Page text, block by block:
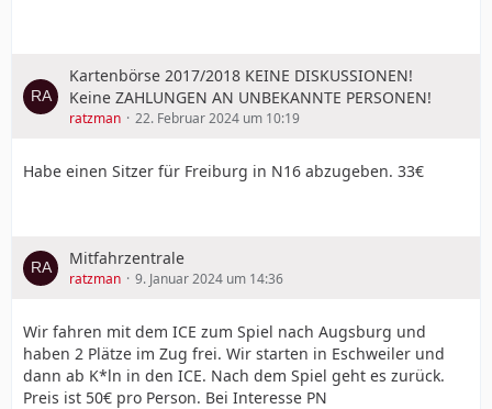
Kartenbörse 2017/2018 KEINE DISKUSSIONEN!
Keine ZAHLUNGEN AN UNBEKANNTE PERSONEN!
ratzman 22. Februar 2024 um 10:19
Habe einen Sitzer für Freiburg in N16 abzugeben. 33€
Mitfahrzentrale
ratzman 9. Januar 2024 um 14:36
Wir fahren mit dem ICE zum Spiel nach Augsburg und
haben 2 Plätze im Zug frei. Wir starten in Eschweiler und
dann ab K*ln in den ICE. Nach dem Spiel geht es zurück.
Preis ist 50€ pro Person. Bei Interesse PN